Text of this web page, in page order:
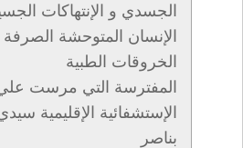
الجسدي و الإنتهاكات
الإنسان المتوحشة الصرفة
الخروقات الطبية
المفترسة التي مرست
الإستشفائية الإقليمية
بناصر